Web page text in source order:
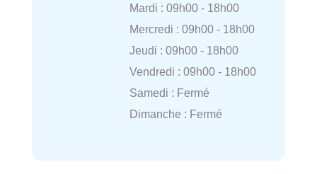
Mardi : 09h00 - 18h00
Mercredi : 09h00 - 18h00
Jeudi : 09h00 - 18h00
Vendredi : 09h00 - 18h00
Samedi : Fermé
Dimanche : Fermé